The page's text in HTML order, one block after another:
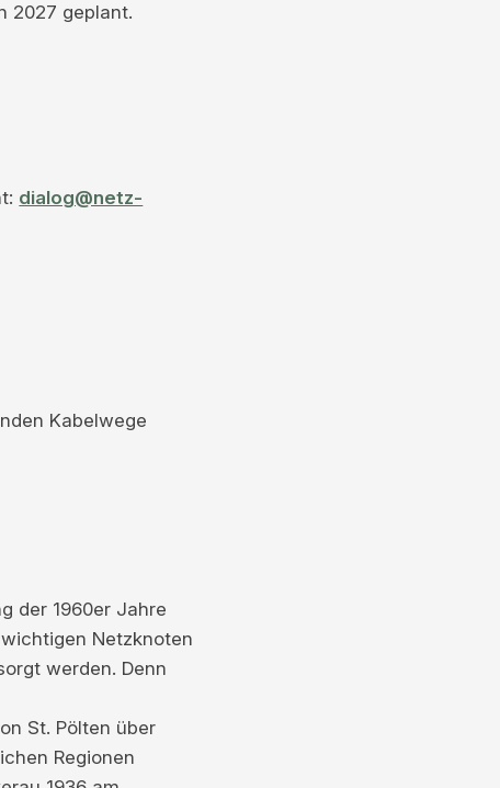
2027 geplant.
dialog@netz-
Kabelwege
der 1960er Jahre
Netzknoten
werden. Denn
St. Pölten über
Regionen